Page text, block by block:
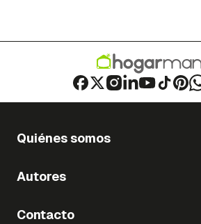
Quiénes somos
Autores
Contacto